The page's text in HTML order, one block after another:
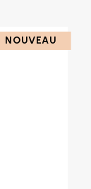
NOUVEAU